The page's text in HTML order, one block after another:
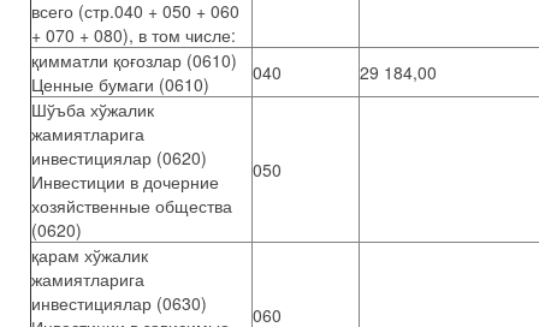
всего (стр.040 + 050 + 060
+ 070 + 080), в том числе:
қимматли қоғозлар (0610)
Ценные бумаги (0610)
040
29 184,00
Шўъба хўжалик
жамиятларига
инвестициялар (0620)
Инвестиции в дочерние
хозяйственные общества
(0620)
050
қарам хўжалик
жамиятларига
инвестициялар (0630)
060